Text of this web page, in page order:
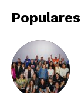
Populares